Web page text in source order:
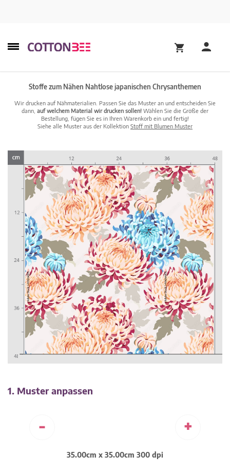
Stoffe zum Nähen Nahtlose japanischen Chrysanthemen
Wir drucken auf Nähmaterialien. Passen Sie das Muster an und entscheiden Sie
dann, auf welchem Material wir drucken sollen! Wählen Sie die Größe der
Bestellung, fügen Sie es in Ihren Warenkorb ein und fertig!
Siehe alle Muster aus der Kollektion Stoff mit Blumen Muster
1. Muster anpassen
- +
35.00cm x 35.00cm 300 dpi